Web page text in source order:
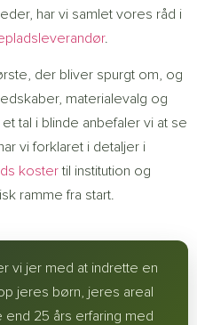
har vi samlet vores råd i
.
der bliver spurgt om, og
materialevalg og
tal i blinde anbefaler vi at se
vi forklaret i detaljer i
kostertil institution og
ramme fra start.
vi jer med at indrette en
jeres børn, jeres areal
25 års erfaring med